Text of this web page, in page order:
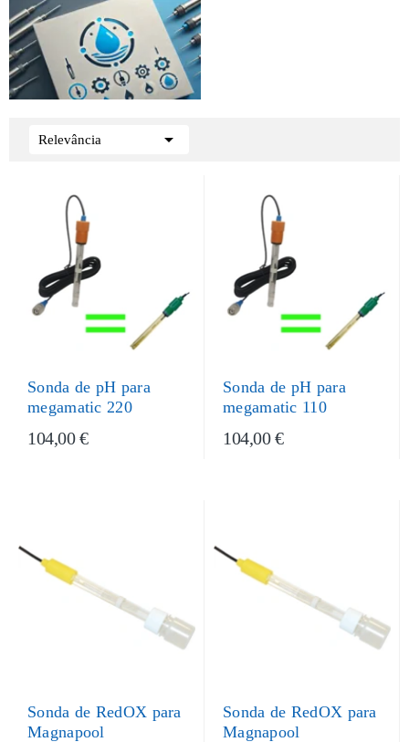
Relevância 
Sonda de pH para
megamatic 220
104,00 €
Sonda de pH para
megamatic 110
104,00 €
Sonda de RedOX para
Magnapool
Sonda de RedOX para
Magnapool